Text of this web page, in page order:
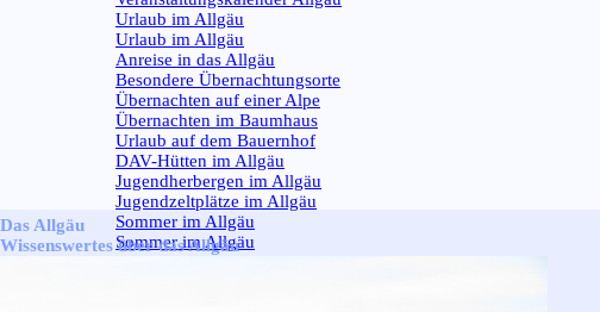
Urlaub im Allgäu
Urlaub im Allgäu
Anreise in das Allgäu
Besondere Übernachtungsorte
Übernachten auf einer Alpe
Übernachten im Baumhaus
Urlaub auf dem Bauernhof
DAV-Hütten im Allgäu
Jugendherbergen im Allgäu
Jugendzeltplätze im Allgäu
Sommer im Allgäu
Sommer im Allgäu
Das Allgäu
Wissenswertes über das Allgäu